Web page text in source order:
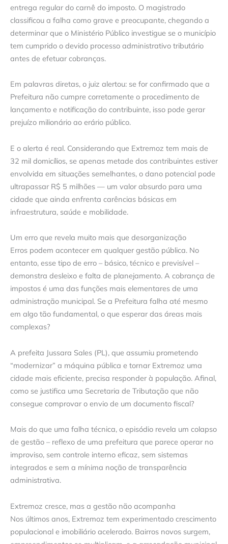
entrega regular do carnê do imposto. O magistrado
classificou a falha como grave e preocupante, chegando a
determinar que o Ministério Público investigue se o município
tem cumprido o devido processo administrativo tributário
antes de efetuar cobranças.
Em palavras diretas, o juiz alertou: se for confirmado que a
Prefeitura não cumpre corretamente o procedimento de
lançamento e notificação do contribuinte, isso pode gerar
prejuízo milionário ao erário público.
E o alerta é real. Considerando que Extremoz tem mais de
32 mil domicílios, se apenas metade dos contribuintes estiver
envolvida em situações semelhantes, o dano potencial pode
ultrapassar R$ 5 milhões — um valor absurdo para uma
cidade que ainda enfrenta carências básicas em
infraestrutura, saúde e mobilidade.
Um erro que revela muito mais que desorganização
Erros podem acontecer em qualquer gestão pública. No
entanto, esse tipo de erro – básico, técnico e previsível –
demonstra desleixo e falta de planejamento. A cobrança de
impostos é uma das funções mais elementares de uma
administração municipal. Se a Prefeitura falha até mesmo
em algo tão fundamental, o que esperar das áreas mais
complexas?
A prefeita Jussara Sales (PL), que assumiu prometendo
“modernizar” a máquina pública e tornar Extremoz uma
cidade mais eficiente, precisa responder à população. Afinal,
como se justifica uma Secretaria de Tributação que não
consegue comprovar o envio de um documento fiscal?
Mais do que uma falha técnica, o episódio revela um colapso
de gestão – reflexo de uma prefeitura que parece operar no
improviso, sem controle interno eficaz, sem sistemas
integrados e sem a mínima noção de transparência
administrativa.
Extremoz cresce, mas a gestão não acompanha
Nos últimos anos, Extremoz tem experimentado crescimento
populacional e imobiliário acelerado. Bairros novos surgem,